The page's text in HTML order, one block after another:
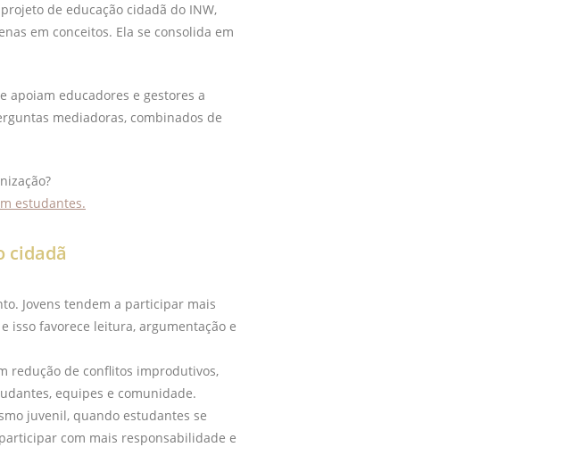
de educação cidadã do INW,
em conceitos. Ela se consolida em
apoiam educadores e gestores a
mediadoras, combinados de
estudantes.
cidadã
Jovens tendem a participar mais
isso favorece leitura, argumentação e
redução de conflitos improdutivos,
equipes e comunidade.
juvenil, quando estudantes se
com mais responsabilidade e